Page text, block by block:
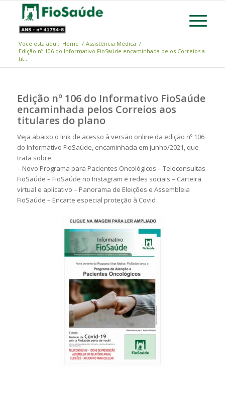
Você está aqui: Home / Assistência Médica /
Edição nº 106 do Informativo FioSaúde encaminhada pelos Correios a
tit...
Edição nº 106 do Informativo FioSaúde
encaminhada pelos Correios aos
titulares do plano
Veja abaixo o link de acesso à versão online da edição nº 106
do Informativo FioSaúde, encaminhada em junho/2021, que
trata sobre:
– Novo Programa para Pacientes Oncológicos – Teleconsultas
FioSaúde – FioSaúde no Instagram e redes sociais – Carteira
virtual e aplicativo – Panorama de Eleições e Assembleia
FioSaúde – Encarte especial proteção à Covid